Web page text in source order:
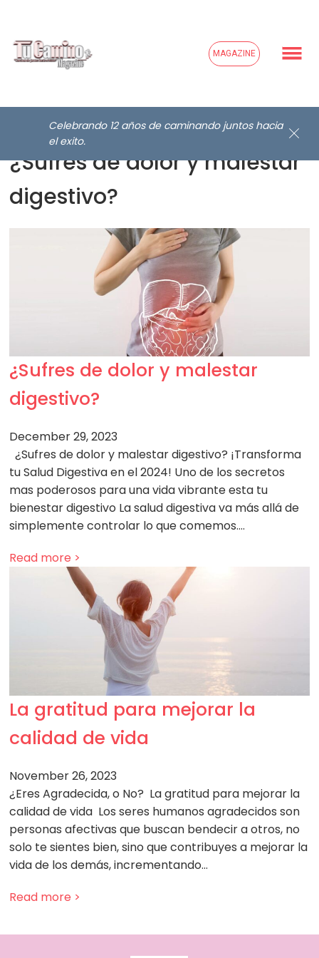
MAGAZINE
Celebrando 12 años de caminando juntos hacia
el exito.
¿Sufres de dolor y malestar
digestivo?
¿Sufres de dolor y malestar
digestivo?
December 29, 2023
¿Sufres de dolor y malestar digestivo? ¡Transforma
tu Salud Digestiva en el 2024! Uno de los secretos
mas poderosos para una vida vibrante esta tu
bienestar digestivo La salud digestiva va más allá de
simplemente controlar lo que comemos.…
Read more >
La gratitud para mejorar la
calidad de vida
November 26, 2023
¿Eres Agradecida, o No? La gratitud para mejorar la
calidad de vida Los seres humanos agradecidos son
personas afectivas que buscan bendecir a otros, no
solo te sientes bien, sino que contribuyes a mejorar la
vida de los demás, incrementando…
Read more >